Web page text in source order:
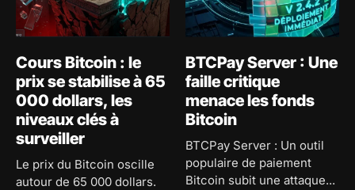
Cours Bitcoin : le
prix se stabilise à 65
000 dollars, les
niveaux clés à
surveiller
Le prix du Bitcoin oscille
autour de 65 000 dollars.
BTCPay Server : Une
faille critique
menace les fonds
Bitcoin
BTCPay Server : Un outil
populaire de paiement
Bitcoin subit une attaque...